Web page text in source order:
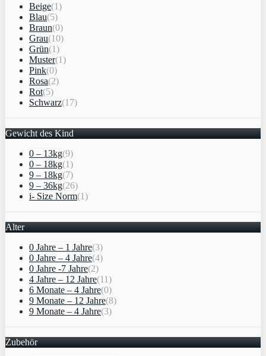
Beige(1)
Blau(5)
Braun(0)
Grau(10)
Grün(1)
Muster(1)
Pink(0)
Rosa(2)
Rot(5)
Schwarz(17)
Gewicht des Kind
0 – 13kg(9)
0 – 18kg(1)
9 – 18kg(7)
9 – 36kg(26)
i- Size Norm(1)
Alter
0 Jahre – 1 Jahre(3)
0 Jahre – 4 Jahre(4)
0 Jahre -7 Jahre(2)
4 Jahre – 12 Jahre(11)
6 Monate – 4 Jahre(0)
9 Monate – 12 Jahre(8)
9 Monate – 4 Jahre(3)
Zubehör